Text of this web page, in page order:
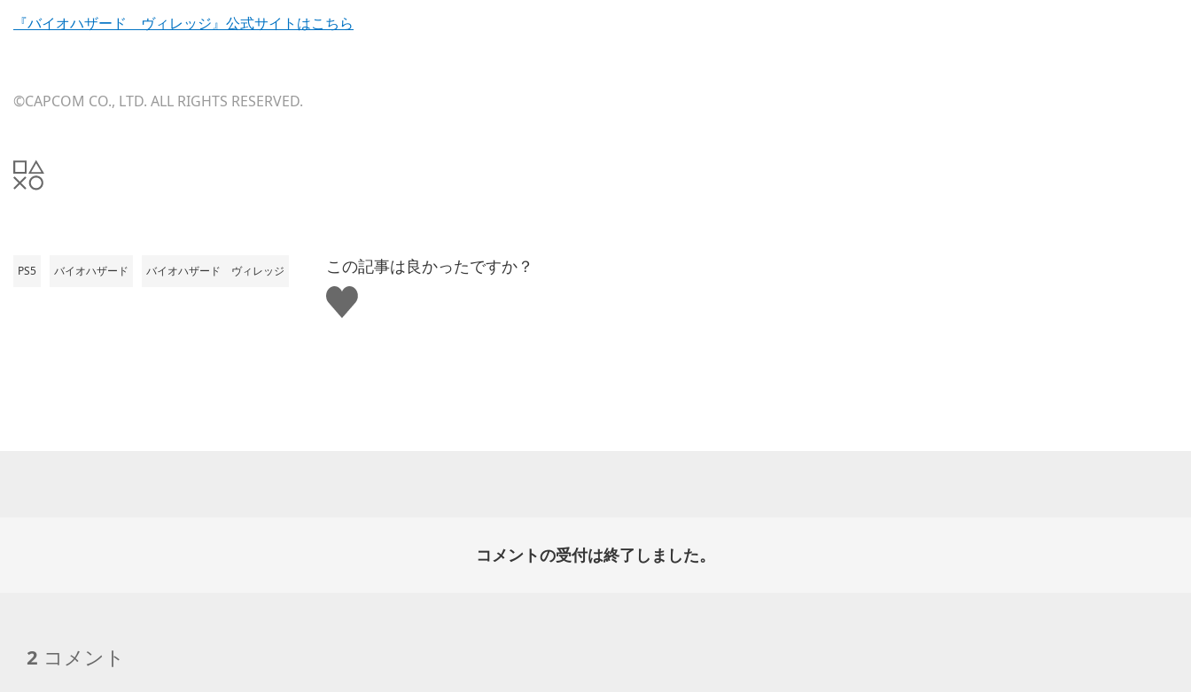
『バイオハザード ヴィレッジ』公式サイトはこちら
©CAPCOM CO., LTD. ALL RIGHTS RESERVED.
PS5 バイオハザード バイオハザード ヴィレッジ
この記事は良かったですか？
い
い
コメントの受付は終了しました。
2 コメント